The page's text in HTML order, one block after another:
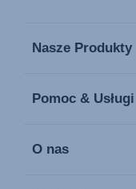
Nasze Produkty
Pomoc & Usługi
O nas